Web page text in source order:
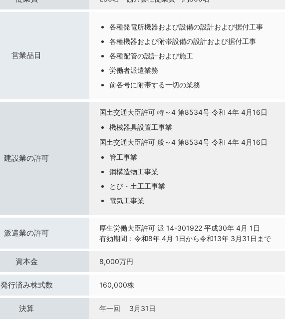
営業品目
各種発電所機器および設備の設計および据付工事
各種機器および附帯設備の設計および据付工事
各種配管の設計および施工
労働者派遣業務
前各号に附帯する一切の業務
建設業の許可
国土交通大臣許可 特～4 第8534号 令和 4年 4月16日
機械器具設置工事業
国土交通大臣許可 般～4 第8534号 令和 4年 4月16日
管工事業
鋼構造物工事業
とび・土工工事業
電気工事業
派遣業の許可
厚生労働大臣許可 派 14-301922 平成30年 4月 1日
有効期間：令和8年 4月 1日から令和13年 3月31日まで
資本金 8,000万円
発行済み株式数 160,000株
決算 年一回 3月31日